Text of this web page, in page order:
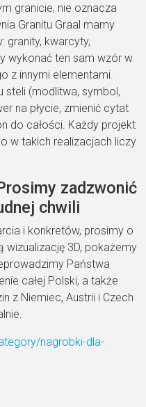
granicie, nie oznacza
Granitu Graal mamy
granity, kwarcyty,
wykonać ten sam wzór w
z innymi elementami.
steli (modlitwa, symbol,
na płycie, zmienić cytat
do całości. Każdy projekt
w takich realizacjach liczy
zadzwonić
chwili
i konkretów, prosimy o
wizualizację 3D, pokażemy
Państwa
całej Polski, a także
z Niemiec, Austrii i Czech
nagrobki-dla-